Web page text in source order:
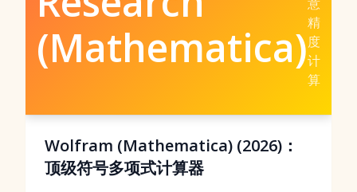
(Mathematica)精
度
计
算
Wolfram (Mathematica) (2026)：
顶级符号多项式计算器